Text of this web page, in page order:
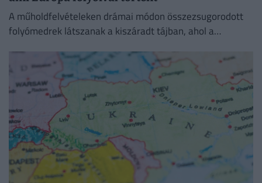
A műholdfelvételeken drámai módon összezsugorodott
folyómedrek látszanak a kiszáradt tájban, ahol a
felszín alatti homokpadokat tárt fel.